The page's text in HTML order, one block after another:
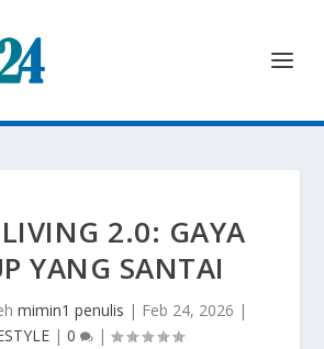
2.0: GAYA
YANG SANTAI
mimin1 penulis | Feb 24, 2026 |
| 0 |